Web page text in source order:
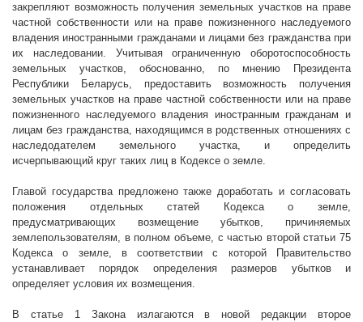
закрепляют возможность получения земельных участков на праве
частной собственности или на праве пожизненного наследуемого
владения иностранными гражданами и лицами без гражданства при
их наследовании. Учитывая ограниченную оборотоспособность
земельных участков, обоснованно, по мнению Президента
Республики Беларусь, предоставить возможность получения
земельных участков на праве частной собственности или на праве
пожизненного наследуемого владения иностранным гражданам и
лицам без гражданства, находящимся в родственных отношениях с
наследодателем земельного участка, и определить
исчерпывающий круг таких лиц в Кодексе о земле.
Главой государства предложено также доработать и согласовать
положения отдельных статей Кодекса о земле,
предусматривающих возмещение убытков, причиняемых
землепользователям, в полном объеме, с частью второй статьи 75
Кодекса о земле, в соответствии с которой Правительство
устанавливает порядок определения размеров убытков и
определяет условия их возмещения.
В статье 1 Закона излагаются в новой редакции второе